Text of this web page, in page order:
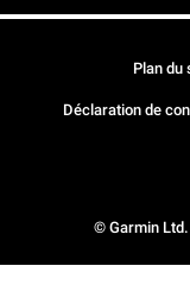
© Garmin
Plan du
Déclaration de